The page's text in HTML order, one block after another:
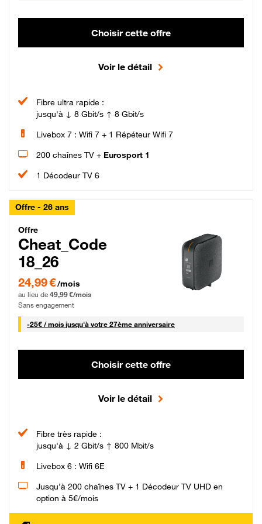
Choisir cette offre
Voir le détail
Fibre ultra rapide :
jusqu'à ↓ 8 Gbit/s ↑ 8 Gbit/s
Livebox 7 : Wifi 7 + 1 Répéteur Wifi 7
200 chaînes TV + Eurosport 1
1 Décodeur TV 6
Offre - 26 ans
Cheat_Code Fibre_18_26
Offre
Cheat_Code
18_26
24,99 € par mois pendant 0 mois puis 49,99 € par mois, Sans engagement
24,99 €/mois
au lieu de 49,99 €/mois
Sans engagement
-25€ / mois25 € par mois
jusqu'à votre 27ème anniversaire
Choisir cette offre
Voir le détail
Fibre très rapide :
jusqu'à ↓ 2 Gbit/s ↑ 800 Mbit/s
Livebox 6 : Wifi 6E
Jusqu’à 200 chaînes TV + 1 Décodeur TV UHD en
option à 5€/mois